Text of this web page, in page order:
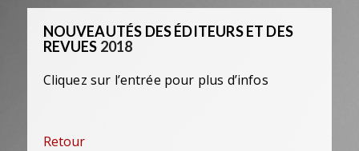
NOUVEAUTÉS DES ÉDITEURS ET DES
REVUES 2018
Cliquez sur l’entrée pour plus d’infos
Retour